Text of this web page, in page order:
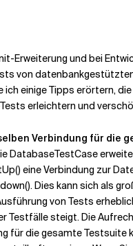
Erweiterung und bei
von
ich einige Tipps erörtern,
erleichtern und
Verbindung für die
DatabaseTestCase
eine Verbindung zur
Dies kann sich als
von Tests
Testfälle steigt. Die
für die gesamte Testsuite